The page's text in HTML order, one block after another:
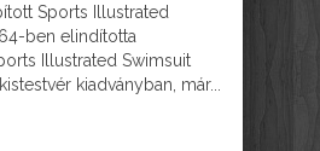
Sports Illustrated
ben elindította
Illustrated Swimsuit
kiadványban, már...